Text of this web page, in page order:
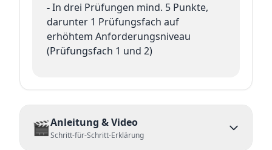
-In drei Prüfungen mind. 5 Punkte,
darunter 1 Prüfungsfach auf
erhöhtem Anforderungsniveau
(Prüfungsfach 1 und 2)
🎬Anleitung & Video
Schritt-für-Schritt-Erklärung